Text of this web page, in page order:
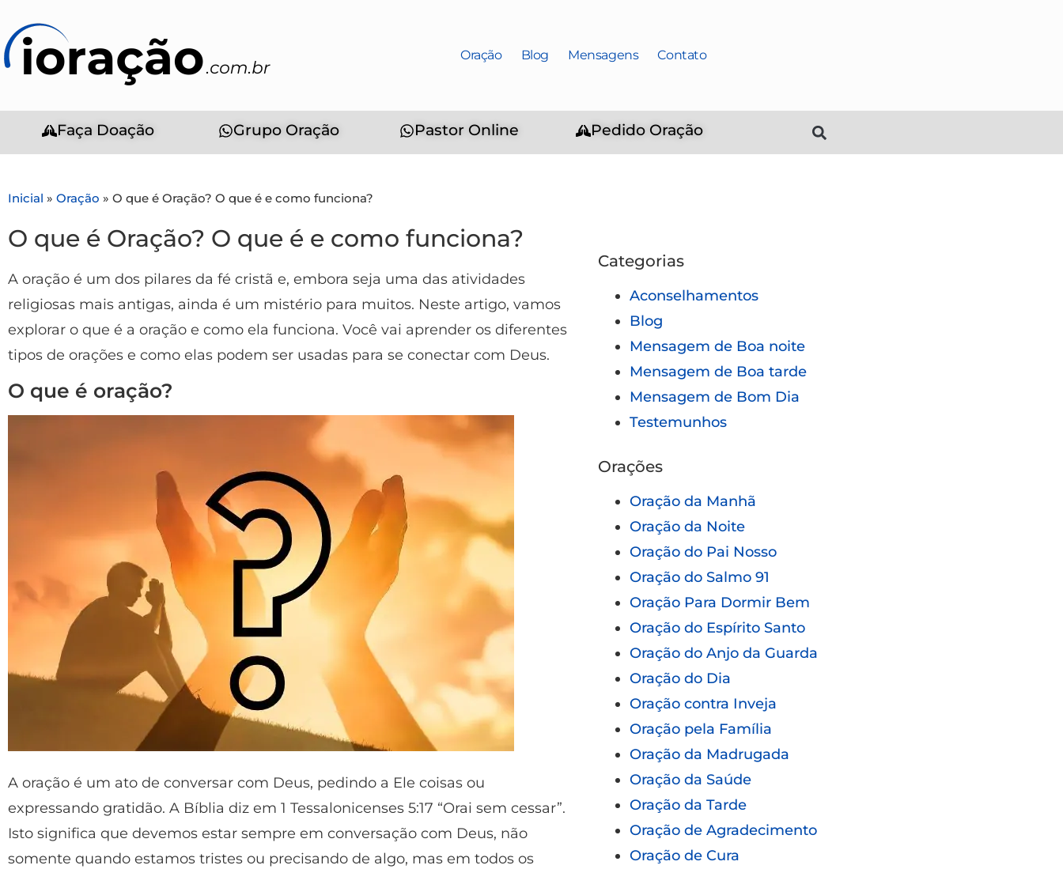
Oração Blog Mensagens Contato
Faça Doação Grupo Oração Pastor Online Pedido Oração
Inicial » Oração » O que é Oração? O que é e como funciona?
O que é Oração? O que é e como funciona?
A oração é um dos pilares da fé cristã e, embora seja uma das atividades
religiosas mais antigas, ainda é um mistério para muitos. Neste artigo, vamos
explorar o que é a oração e como ela funciona. Você vai aprender os diferentes
tipos de orações e como elas podem ser usadas para se conectar com Deus.
O que é oração?
A oração é um ato de conversar com Deus, pedindo a Ele coisas ou
expressando gratidão. A Bíblia diz em 1 Tessalonicenses 5:17 “Orai sem cessar”.
Isto significa que devemos estar sempre em conversação com Deus, não
somente quando estamos tristes ou precisando de algo, mas em todos os
Categorias
Aconselhamentos
Blog
Mensagem de Boa noite
Mensagem de Boa tarde
Mensagem de Bom Dia
Testemunhos
Orações
Oração da Manhã
Oração da Noite
Oração do Pai Nosso
Oração do Salmo 91
Oração Para Dormir Bem
Oração do Espírito Santo
Oração do Anjo da Guarda
Oração do Dia
Oração contra Inveja
Oração pela Família
Oração da Madrugada
Oração da Saúde
Oração da Tarde
Oração de Agradecimento
Oração de Cura